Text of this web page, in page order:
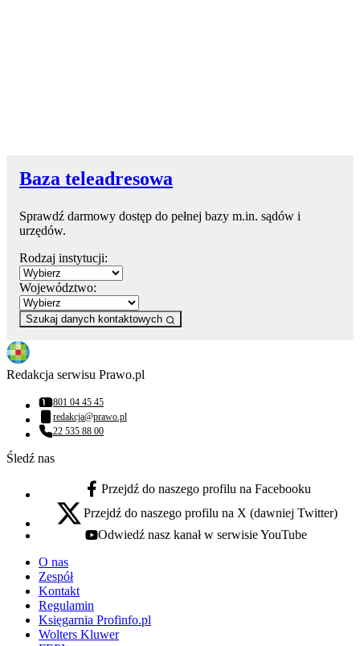
Baza teleadresowa
Sprawdź darmowy dostęp do pełnej bazy m.in. sądów i
urzędów.
Rodzaj instytucji:
Województwo:
Szukaj danych kontaktowych
Redakcja serwisu Prawo.pl
Numer telefonu:
801 04 45 45
Adres email:
redakcja@prawo.pl
Numer telefonu:
22 535 88 00
Śledź nas
facebook - otwiera się w nowej karcie
Przejdź do naszego profilu na Facebooku
x - otwiera się w nowej karcie
Przejdź do naszego profilu na X (dawniej Twitter)
youtube - otwiera się w nowej karcie
Odwiedź nasz kanał w serwisie YouTube
O nas
Zespół
Kontakt
Regulamin
Księgarnia Profinfo.pl
Wolters Kluwer